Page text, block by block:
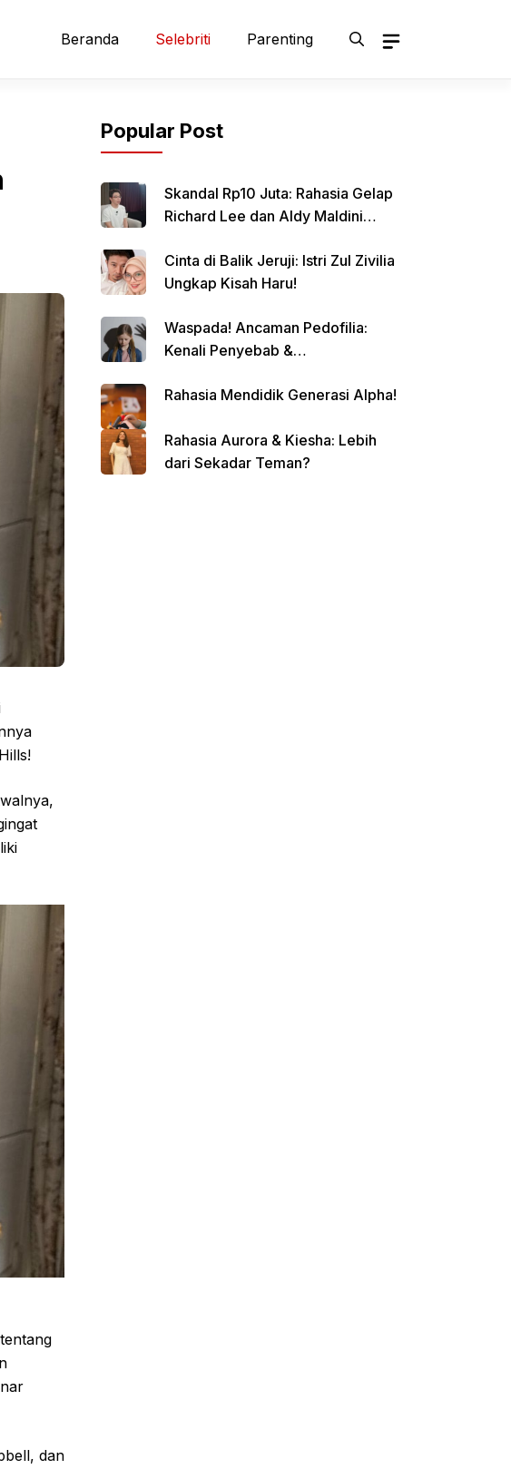
Beranda Selebriti Parenting
dan
Popular Post
Skandal Rp10 Juta: Rahasia Gelap
Richard Lee dan Aldy Maldini
Cinta di Balik Jeruji: Istri Zul Zivilia
Ungkap Kisah Haru!
Waspada! Ancaman Pedofilia:
Kenali Penyebab &
Rahasia Mendidik Generasi Alpha!
Rahasia Aurora & Kiesha: Lebih
dari Sekadar Teman?